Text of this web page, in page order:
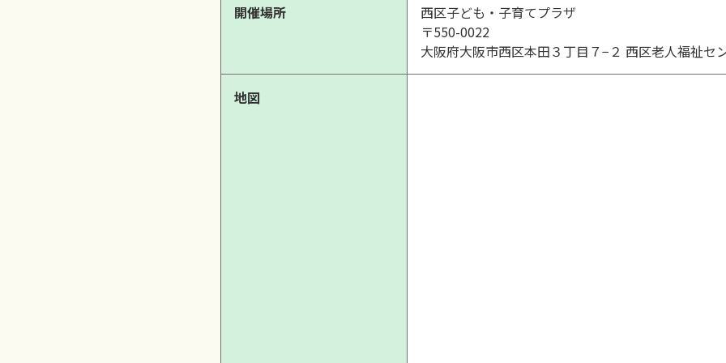
開催場所
西区子ども・子育てプラザ
〒550-0022
大阪府大阪市西区本田３丁目７−２ 西区老人福祉セ
地図